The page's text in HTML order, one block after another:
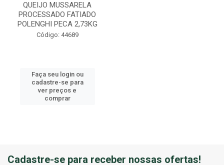
QUEIJO MUSSARELA
PROCESSADO FATIADO
POLENGHI PECA 2,73KG
Código: 44689
Faça seu login ou
cadastre-se para
ver preços e
comprar
Cadastre-se para receber nossas ofertas!